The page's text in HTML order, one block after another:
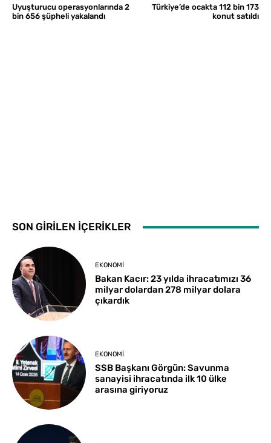
Uyuşturucu operasyonlarında 2
bin 656 şüpheli yakalandı
Türkiye’de ocakta 112 bin 173
konut satıldı
SON GİRİLEN İÇERİKLER
EKONOMI
Bakan Kacır: 23 yılda ihracatımızı 36
milyar dolardan 278 milyar dolara
çıkardık
EKONOMI
SSB Başkanı Görgün: Savunma
sanayisi ihracatında ilk 10 ülke
arasına giriyoruz